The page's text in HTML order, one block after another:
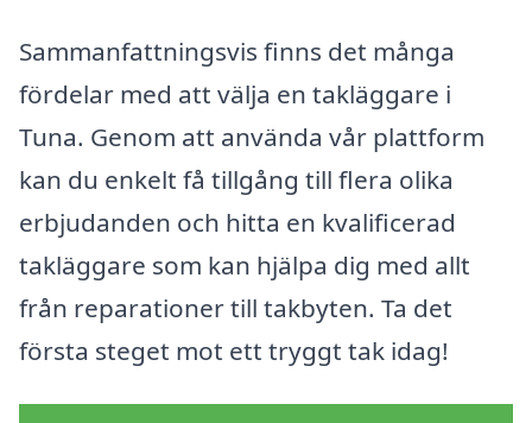
Sammanfattningsvis finns det många
fördelar med att välja en takläggare i
Tuna. Genom att använda vår plattform
kan du enkelt få tillgång till flera olika
erbjudanden och hitta en kvalificerad
takläggare som kan hjälpa dig med allt
från reparationer till takbyten. Ta det
första steget mot ett tryggt tak idag!